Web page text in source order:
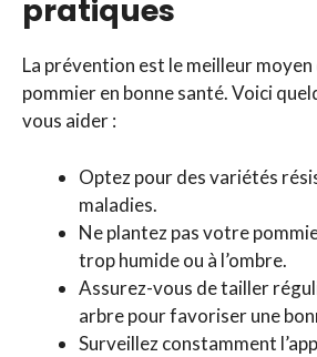
pratiques
La prévention est le meilleur
pommier en bonne santé. Voici
vous aider :
Optez pour des variétés
maladies.
Ne plantez pas votre
trop humide ou à l’ombre.
Assurez-vous de tailler
arbre pour favoriser une
Surveillez constamment